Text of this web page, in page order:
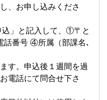
、お申し込みくださ
」と記入して、①〒と
番号 ④所属（部課名､
す。申込後１週間を過
電話にて問合せ下さ